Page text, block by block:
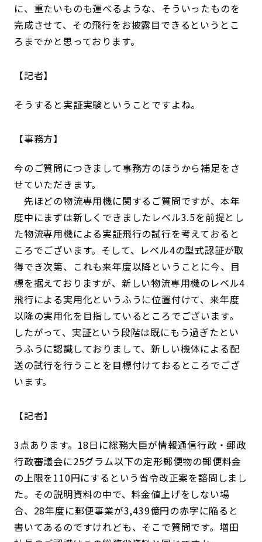
に、重たいものも運べるような、そういったものを
完成させて、その飛行をお披露目できるというとこ
ろまでかと思っております。
記者
そうすると実証実験ということですよね。
事務方
今のご質問につきまして事務方のほうから補足をさ
せていただきます。
先ほどの物流専用機に関するご質問ですが、本年
度中にまずは新しくできましたレベル3.5を前提とし
た物流専用機による実証飛行の試行を考えておると
ころでございます。そして、レベル4の型式認証が取
得でき次第、これも来年度以降ということに今、目
標を据えておりますが、新しい物流専用機のレベル4
飛行による実用化というふうに位置付けて、来年度
以降の実用化を目指しているところでございます。
したがって、実証という段階は既にもう過ぎたとい
うふうに認識しておりまして、新しい機体による配
送の試行を行うことを目標付けておるところでござ
います。
記者
3点あります。18日に総務大臣が情報通信行政・郵政
行政審議会に25グラム以下の定形郵便物の郵便料金
の上限を110円にするという省令改正案を諮問しまし
た。その説明資料の中で、料金値上げをしない場
合、28年度に郵便事業が3,439億円の赤字に陥ると
書いてあるのですけれども、そこで質問です。増田